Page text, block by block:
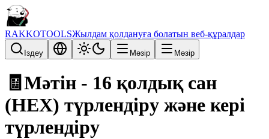
RAKKOTOOLSЖылдам қолдануға болатын веб-құралдар
Іздеу Мәзір Мәзір
🧾 Мәтін - 16 қолдық сан
(HEX) түрлендіру және кері
түрлендіру